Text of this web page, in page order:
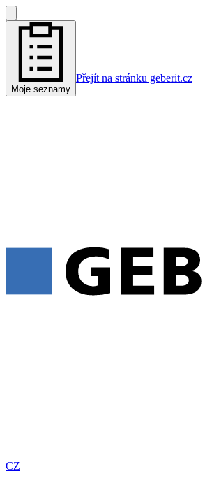
Moje seznamy
Přejít na stránku geberit.cz
CZ